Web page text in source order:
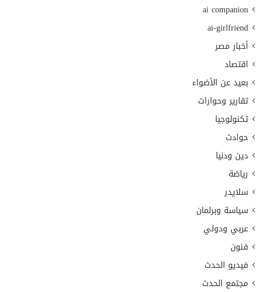
ai companion
ai-girlfriend
أخبار مصر
اقتصاد
بعيد عن الأضواء
تقارير وحوارات
تكنولوجيا
حوادث
دين ودنيا
رياضة
سلايدر
سياسة وبرلمان
عربي ودولي
فنون
فيديو الحدث
مجتمع الحدث